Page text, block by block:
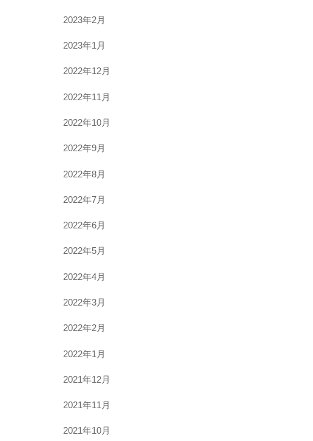
2023年2月
2023年1月
2022年12月
2022年11月
2022年10月
2022年9月
2022年8月
2022年7月
2022年6月
2022年5月
2022年4月
2022年3月
2022年2月
2022年1月
2021年12月
2021年11月
2021年10月